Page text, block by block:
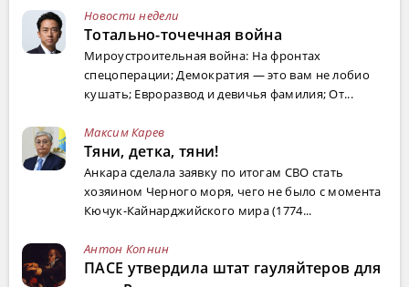
Новости недели
Тотально-точечная война
Мироустроительная война: На фронтах
спецоперации; Демократия — это вам не лобио
кушать; Евроразвод и девичья фамилия; От...
Максим Карев
Тяни, детка, тяни!
Анкара сделала заявку по итогам СВО стать
хозяином Черного моря, чего не было с момента
Кючук-Кайнарджийского мира (1774...
Антон Копнин
ПАСЕ утвердила штат гауляйтеров для